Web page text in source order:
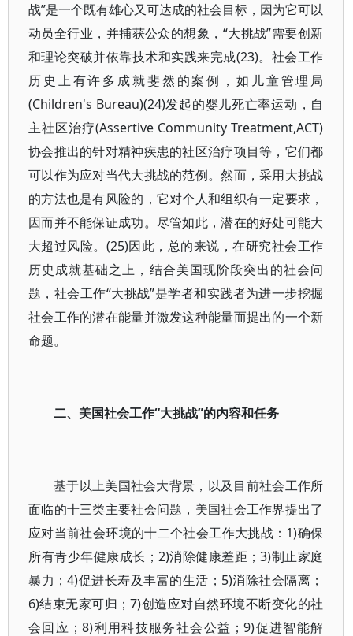
战”是一个既有雄心又可达成的社会目标，因为它可以
动员全行业，并捕获公众的想象，“大挑战”需要创新
和理论突破并依靠技术和实践来完成(23)。社会工作
历史上有许多成就斐然的案例，如儿童管理局
(Children's Bureau)(24)发起的婴儿死亡率运动，自
主社区治疗(Assertive Community Treatment,ACT)
协会推出的针对精神疾患的社区治疗项目等，它们都
可以作为应对当代大挑战的范例。然而，采用大挑战
的方法也是有风险的，它对个人和组织有一定要求，
因而并不能保证成功。尽管如此，潜在的好处可能大
大超过风险。(25)因此，总的来说，在研究社会工作
历史成就基础之上，结合美国现阶段突出的社会问
题，社会工作“大挑战”是学者和实践者为进一步挖掘
社会工作的潜在能量并激发这种能量而提出的一个新
命题。
二、美国社会工作“大挑战”的内容和任务
基于以上美国社会大背景，以及目前社会工作所
面临的十三类主要社会问题，美国社会工作界提出了
应对当前社会环境的十二个社会工作大挑战：1)确保
所有青少年健康成长；2)消除健康差距；3)制止家庭
暴力；4)促进长寿及丰富的生活；5)消除社会隔离；
6)结束无家可归；7)创造应对自然环境不断变化的社
会回应；8)利用科技服务社会公益；9)促进智能解